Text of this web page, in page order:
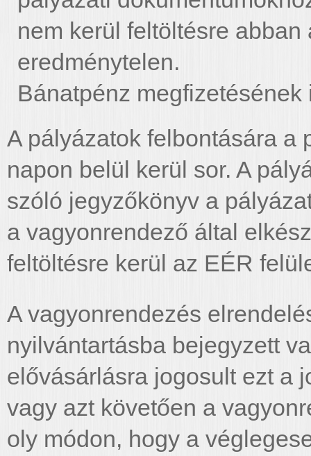
nem kerül feltöltésre
eredménytelen.
Bánatpénz megfizetésének
A pályázatok felbontására a
napon belül kerül sor. A
szóló jegyzőkönyv a
a vagyonrendező által
feltöltésre kerül az EÉR
A vagyonrendezés
nyilvántartásba bejegyzett
elővásárlásra jogosult ezt a
vagy azt követően a
oly módon, hogy a